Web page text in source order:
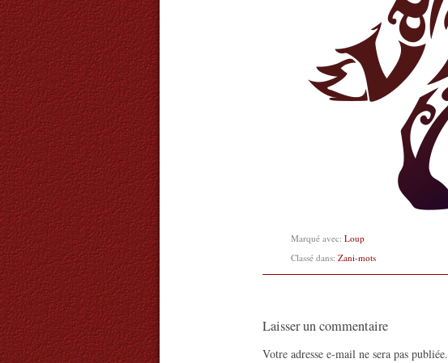
Marqué avec: Loup
Classé dans: Zani-mots
Laisser un commentaire
Votre adresse e-mail ne sera pas publiée.